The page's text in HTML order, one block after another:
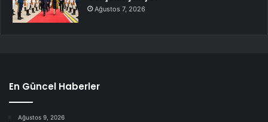
Ağustos 7, 2026
En Güncel Haberler
Ağustos 9, 2026